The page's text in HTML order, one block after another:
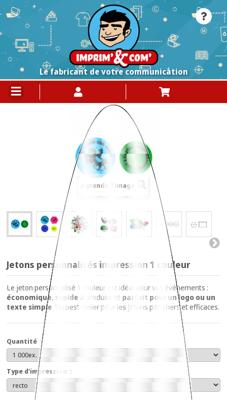
Le fabricant de votre communication
Agrandir l'image
Jetons personnalisés impression 1 couleur
Le jeton personnalisé 1 couleur est idéal pour vos événements :
économique, rapide à produire et parfait pour un logo ou un
texte simple. Un best-seller pour les jetons pas chers et efficaces.
Quantité :
Type d'impression :